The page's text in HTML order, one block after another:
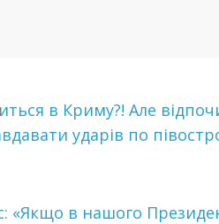
в Криму?! Але
удapiв пo
«Якщо в нашого